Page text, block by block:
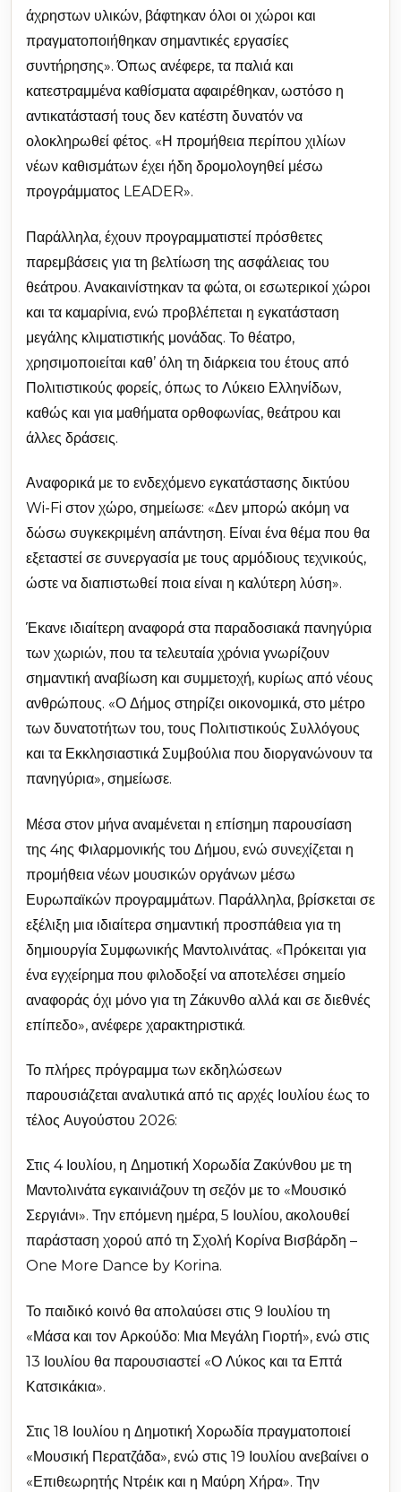
άχρηστων υλικών, βάφτηκαν όλοι οι χώροι και
πραγματοποιήθηκαν σημαντικές εργασίες
συντήρησης». Όπως ανέφερε, τα παλιά και
κατεστραμμένα καθίσματα αφαιρέθηκαν, ωστόσο η
αντικατάστασή τους δεν κατέστη δυνατόν να
ολοκληρωθεί φέτος. «Η προμήθεια περίπου χιλίων
νέων καθισμάτων έχει ήδη δρομολογηθεί μέσω
προγράμματος LEADER».
Παράλληλα, έχουν προγραμματιστεί πρόσθετες
παρεμβάσεις για τη βελτίωση της ασφάλειας του
θεάτρου. Ανακαινίστηκαν τα φώτα, οι εσωτερικοί χώροι
και τα καμαρίνια, ενώ προβλέπεται η εγκατάσταση
μεγάλης κλιματιστικής μονάδας. Το θέατρο,
χρησιμοποιείται καθ’ όλη τη διάρκεια του έτους από
Πολιτιστικούς φορείς, όπως το Λύκειο Ελληνίδων,
καθώς και για μαθήματα ορθοφωνίας, θεάτρου και
άλλες δράσεις.
Αναφορικά με το ενδεχόμενο εγκατάστασης δικτύου
Wi-Fi στον χώρο, σημείωσε: «Δεν μπορώ ακόμη να
δώσω συγκεκριμένη απάντηση. Είναι ένα θέμα που θα
εξεταστεί σε συνεργασία με τους αρμόδιους τεχνικούς,
ώστε να διαπιστωθεί ποια είναι η καλύτερη λύση».
Έκανε ιδιαίτερη αναφορά στα παραδοσιακά πανηγύρια
των χωριών, που τα τελευταία χρόνια γνωρίζουν
σημαντική αναβίωση και συμμετοχή, κυρίως από νέους
ανθρώπους. «Ο Δήμος στηρίζει οικονομικά, στο μέτρο
των δυνατοτήτων του, τους Πολιτιστικούς Συλλόγους
και τα Εκκλησιαστικά Συμβούλια που διοργανώνουν τα
πανηγύρια», σημείωσε.
Μέσα στον μήνα αναμένεται η επίσημη παρουσίαση
της 4ης Φιλαρμονικής του Δήμου, ενώ συνεχίζεται η
προμήθεια νέων μουσικών οργάνων μέσω
Ευρωπαϊκών προγραμμάτων. Παράλληλα, βρίσκεται σε
εξέλιξη μια ιδιαίτερα σημαντική προσπάθεια για τη
δημιουργία Συμφωνικής Μαντολινάτας. «Πρόκειται για
ένα εγχείρημα που φιλοδοξεί να αποτελέσει σημείο
αναφοράς όχι μόνο για τη Ζάκυνθο αλλά και σε διεθνές
επίπεδο», ανέφερε χαρακτηριστικά.
Το πλήρες πρόγραμμα των εκδηλώσεων
παρουσιάζεται αναλυτικά από τις αρχές Ιουλίου έως το
τέλος Αυγούστου 2026:
Στις 4 Ιουλίου, η Δημοτική Χορωδία Ζακύνθου με τη
Μαντολινάτα εγκαινιάζουν τη σεζόν με το «Μουσικό
Σεργιάνι». Την επόμενη ημέρα, 5 Ιουλίου, ακολουθεί
παράσταση χορού από τη Σχολή Κορίνα Βισβάρδη –
One More Dance by Korina.
Το παιδικό κοινό θα απολαύσει στις 9 Ιουλίου τη
«Μάσα και τον Αρκούδο: Μια Μεγάλη Γιορτή», ενώ στις
13 Ιουλίου θα παρουσιαστεί «Ο Λύκος και τα Επτά
Κατσικάκια».
Στις 18 Ιουλίου η Δημοτική Χορωδία πραγματοποιεί
«Μουσική Περατζάδα», ενώ στις 19 Ιουλίου ανεβαίνει ο
«Επιθεωρητής Ντρέικ και η Μαύρη Χήρα». Την